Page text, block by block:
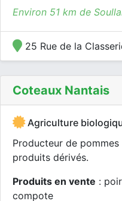
Environ 51 km de
25 Rue de la
Coteaux Nantais
Agriculture
Producteur de
produits dérivés.
Produits en vente :
compote